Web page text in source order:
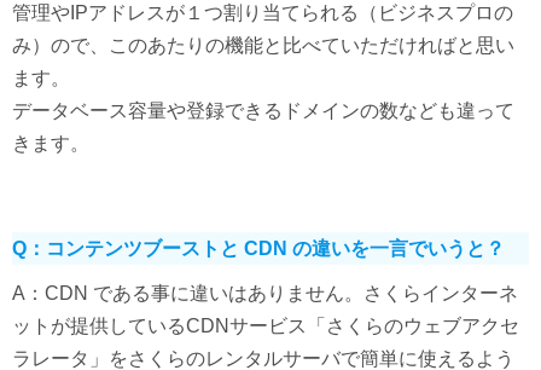
管理やIPアドレスが１つ割り当てられる（ビジネスプロの
み）ので、このあたりの機能と比べていただければと思い
ます。
データベース容量や登録できるドメインの数なども違って
きます。
Q：コンテンツブーストと CDN の違いを一言でいうと？
A：CDN である事に違いはありません。さくらインターネ
ットが提供しているCDNサービス「さくらのウェブアクセ
ラレータ」をさくらのレンタルサーバで簡単に使えるよう